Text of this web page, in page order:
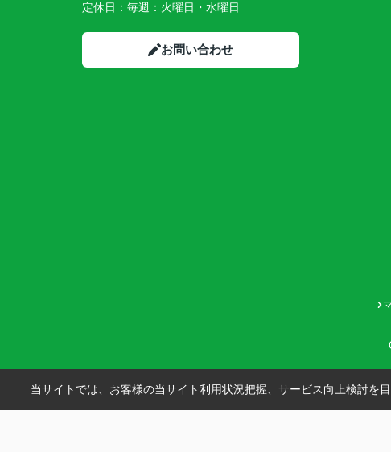
定休日： 毎週：火曜日・水曜日
お問い合わせ
当サイトでは、お客様の当サイト利用状況把握、サービス向上検討を